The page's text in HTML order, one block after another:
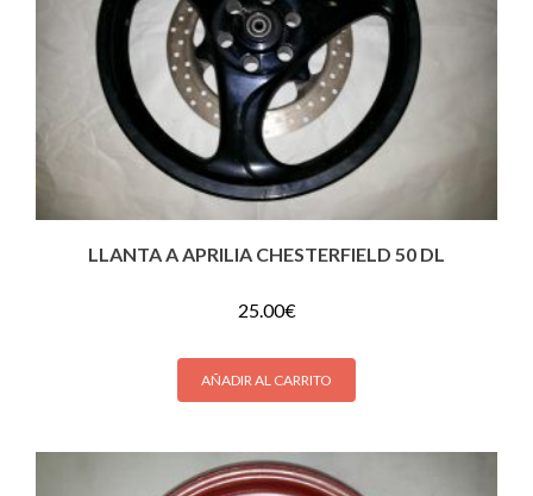
LLANTA A APRILIA CHESTERFIELD 50 DL
25.00€
AÑADIR AL CARRITO